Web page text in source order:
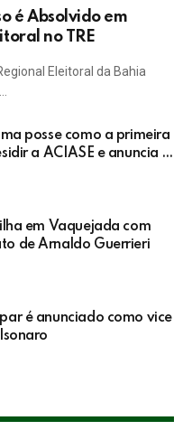
é Absolvido em
no TRE
Eleitoral da Bahia
posse como a primeira
a ACIASE e anuncia a
Prêmio Destaque
em Vaquejada com
de Arnaldo Guerrieri
é anunciado como vice